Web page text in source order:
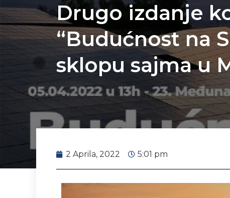
Drugo izdanje
“Budućnost na
sklopu sajma u
2 Aprila, 2022 5:01 pm